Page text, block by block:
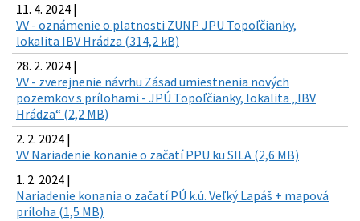
11. 4. 2024 |
VV - oznámenie o platnosti ZUNP JPU Topoľčianky,
lokalita IBV Hrádza (314,2 kB)
28. 2. 2024 |
VV - zverejnenie návrhu Zásad umiestnenia nových
pozemkov s prílohami - JPÚ Topoľčianky, lokalita „IBV
Hrádza“ (2,2 MB)
2. 2. 2024 |
VV Nariadenie konanie o začatí PPU ku SILA (2,6 MB)
1. 2. 2024 |
Nariadenie konania o začatí PÚ k.ú. Veľký Lapáš + mapová
príloha (1,5 MB)